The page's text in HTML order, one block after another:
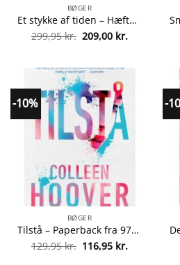
BØGER
Et stykke af tiden – Hæftet fra 9788772390413
299,95kr. Den
oprindelige
299,95 kr..
209,00 kr.Den
aktuelle
-10%
BØGER
Tilstå – Paperback fra 9788711988619
129,95kr. Den
oprindelige
116,95 kr.Den
aktuelle
-